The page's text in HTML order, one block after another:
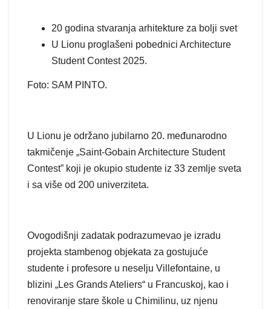
20 godina stvaranja arhitekture za bolji svet
U Lionu proglašeni pobednici Architecture
Student Contest 2025.
Foto: SAM PINTO.
U Lionu je održano jubilarno 20. međunarodno
takmičenje „Saint-Gobain Architecture Student
Contest” koji je okupio studente iz 33 zemlje sveta
i sa više od 200 univerziteta.
Ovogodišnji zadatak podrazumevao je izradu
projekta stambenog objekata za gostujuće
studente i profesore u neselju Villefontaine, u
blizini „Les Grands Ateliers“ u Francuskoj, kao i
renoviranje stare škole u Chimilinu, uz njenu